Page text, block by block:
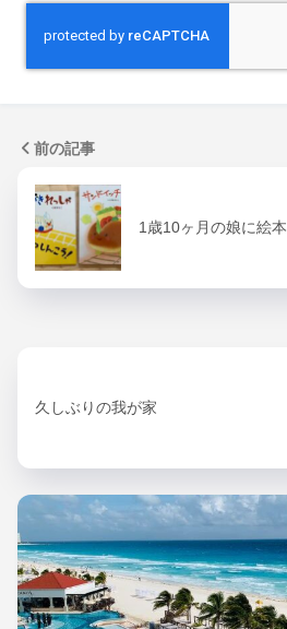
前の記事
1歳10ヶ月の娘に絵
久しぶりの我が家